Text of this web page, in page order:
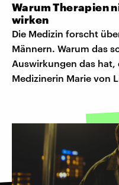
Warum Therapien
wirken
Die Medizin forscht
Männern. Warum das
Auswirkungen das
Medizinerin Marie von